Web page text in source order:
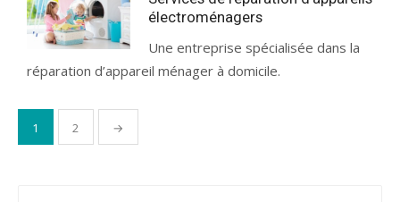
électroménagers
Une entreprise spécialisée dans la
réparation d’appareil ménager à domicile.
Pagination
des
1 2 →